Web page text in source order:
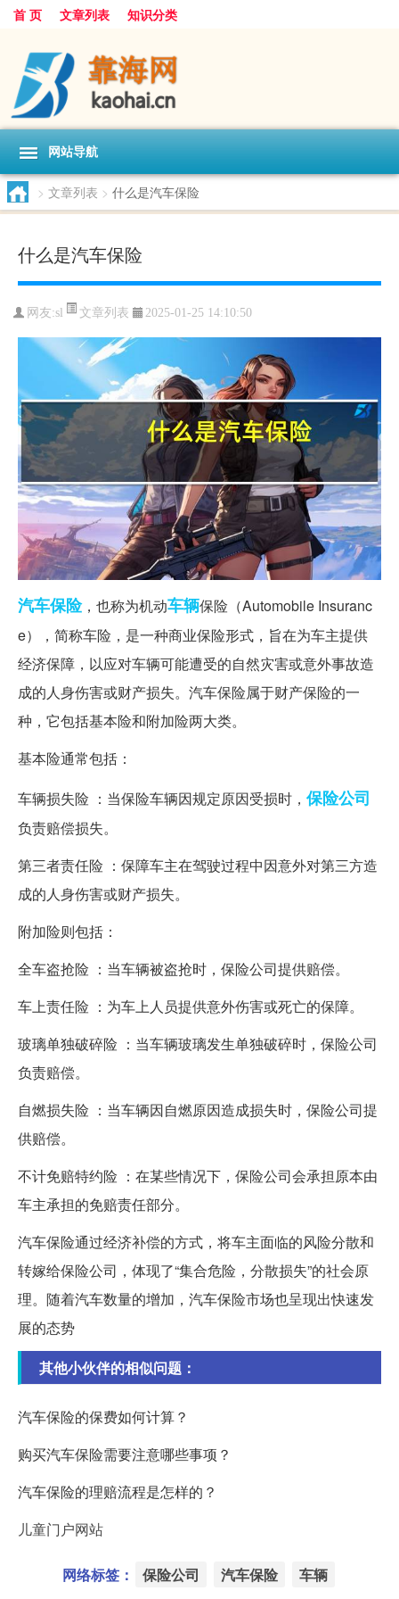
首 页 文章列表 知识分类
网站导航
> 文章列表 > 什么是汽车保险
什么是汽车保险
网友:sl 文章列表 2025-01-25 14:10:50
汽车保险，也称为机动车辆保险（Automobile Insuranc
e），简称车险，是一种商业保险形式，旨在为车主提供
经济保障，以应对车辆可能遭受的自然灾害或意外事故造
成的人身伤害或财产损失。汽车保险属于财产保险的一
种，它包括基本险和附加险两大类。
基本险通常包括：
车辆损失险 ：当保险车辆因规定原因受损时， 保险公司
负责赔偿损失。
第三者责任险 ：保障车主在驾驶过程中因意外对第三方造
成的人身伤害或财产损失。
附加险则包括：
全车盗抢险 ：当车辆被盗抢时，保险公司提供赔偿。
车上责任险 ：为车上人员提供意外伤害或死亡的保障。
玻璃单独破碎险 ：当车辆玻璃发生单独破碎时，保险公司
负责赔偿。
自燃损失险 ：当车辆因自燃原因造成损失时，保险公司提
供赔偿。
不计免赔特约险 ：在某些情况下，保险公司会承担原本由
车主承担的免赔责任部分。
汽车保险通过经济补偿的方式，将车主面临的风险分散和
转嫁给保险公司，体现了“集合危险，分散损失”的社会原
理。随着汽车数量的增加，汽车保险市场也呈现出快速发
展的态势
其他小伙伴的相似问题：
汽车保险的保费如何计算？
购买汽车保险需要注意哪些事项？
汽车保险的理赔流程是怎样的？
儿童门户网站
网络标签： 保险公司 汽车保险 车辆